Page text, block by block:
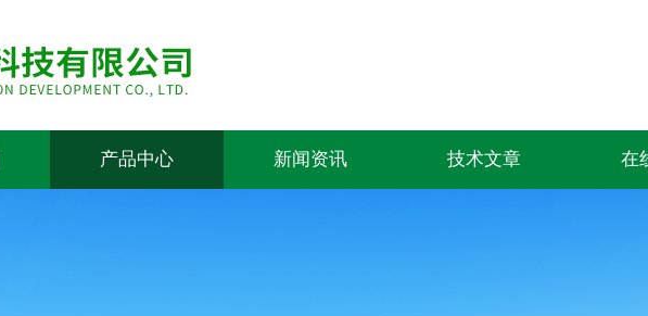
产品中心 新闻资讯 技术文章 在